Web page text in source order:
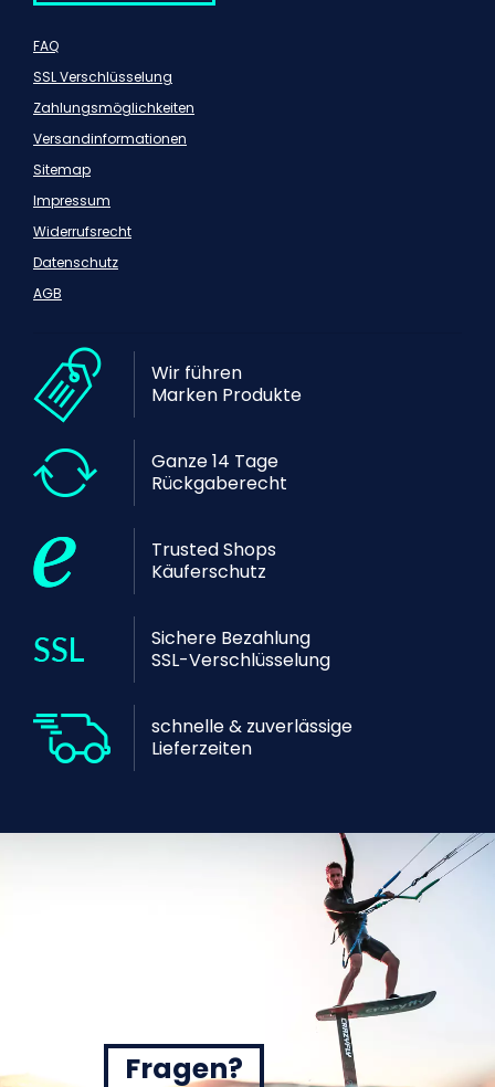
FAQ
SSL Verschlüsselung
Zahlungsmöglichkeiten
Versandinformationen
Sitemap
Impressum
Widerrufsrecht
Datenschutz
AGB
Wir führen
Marken Produkte
Ganze 14 Tage
Rückgaberecht
Trusted Shops
Käuferschutz
Sichere Bezahlung
SSL-Verschlüsselung
schnelle & zuverlässige
Lieferzeiten
Fragen?